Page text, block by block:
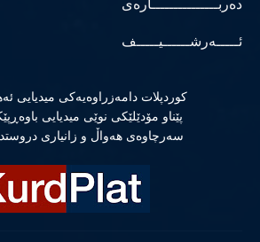
دەربـــــــــــــــارەی
ئـــــەرشــــــیـــــف
كوردپلات دامەزراوەیەكی میدیایی
پێناو مۆدێلێكی نوێی میدیایی
سەرچاوەی هەواڵ و زانیاری